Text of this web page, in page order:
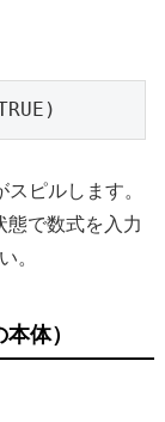
ピルします。
態で数式を入力
。
体）